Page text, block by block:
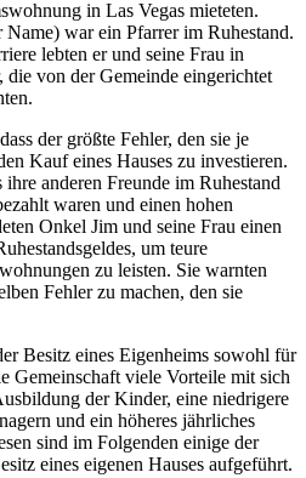
in Las Vegas mieteten.
war ein Pfarrer im Ruhestand.
lebten er und seine Frau in
die von der Gemeinde eingerichtet
der größte Fehler, den sie je
Kauf eines Hauses zu investieren.
anderen Freunde im Ruhestand
waren und einen hohen
Onkel Jim und seine Frau einen
um teure
zu leisten. Sie warnten
Fehler zu machen, den sie
Besitz eines Eigenheims sowohl für
Gemeinschaft viele Vorteile mit sich
der Kinder, eine niedrigere
und ein höheres jährliches
sind im Folgenden einige der
eines eigenen Hauses aufgeführt.